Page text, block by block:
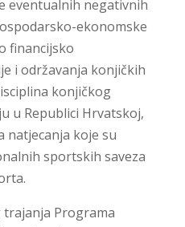
eventualnih negativnih
ekonomske
financijsko
i održavanja konjičkih
konjičkog
u Republici Hrvatskoj,
natjecanja koje su
sportskih saveza
Programa